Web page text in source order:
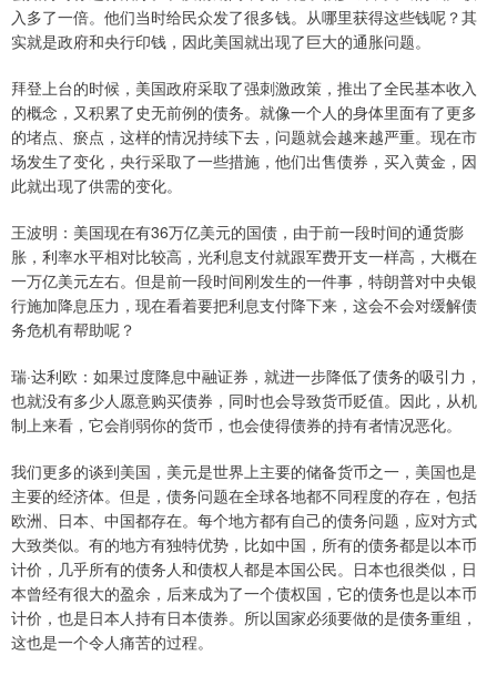
入多了一倍。他们当时给民众发了很多钱。从哪里获得这些钱呢？其
实就是政府和央行印钱，因此美国就出现了巨大的通胀问题。
拜登上台的时候，美国政府采取了强刺激政策，推出了全民基本收入
的概念，又积累了史无前例的债务。就像一个人的身体里面有了更多
的堵点、瘀点，这样的情况持续下去，问题就会越来越严重。现在市
场发生了变化，央行采取了一些措施，他们出售债券，买入黄金，因
此就出现了供需的变化。
王波明：美国现在有36万亿美元的国债，由于前一段时间的通货膨
胀，利率水平相对比较高，光利息支付就跟军费开支一样高，大概在
一万亿美元左右。但是前一段时间刚发生的一件事，特朗普对中央银
行施加降息压力，现在看着要把利息支付降下来，这会不会对缓解债
务危机有帮助呢？
瑞·达利欧：如果过度降息中融证券，就进一步降低了债务的吸引力，
也就没有多少人愿意购买债券，同时也会导致货币贬值。因此，从机
制上来看，它会削弱你的货币，也会使得债券的持有者情况恶化。
我们更多的谈到美国，美元是世界上主要的储备货币之一，美国也是
主要的经济体。但是，债务问题在全球各地都不同程度的存在，包括
欧洲、日本、中国都存在。每个地方都有自己的债务问题，应对方式
大致类似。有的地方有独特优势，比如中国，所有的债务都是以本币
计价，几乎所有的债务人和债权人都是本国公民。日本也很类似，日
本曾经有很大的盈余，后来成为了一个债权国，它的债务也是以本币
计价，也是日本人持有日本债券。所以国家必须要做的是债务重组，
这也是一个令人痛苦的过程。